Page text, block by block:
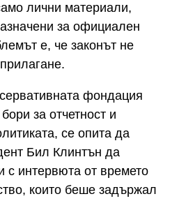
лични материали,
за официален
е, че законът не
фондация
за отчетност и
се опита да
Бил Клинтън да
с интервюта от времето
които беше задържал